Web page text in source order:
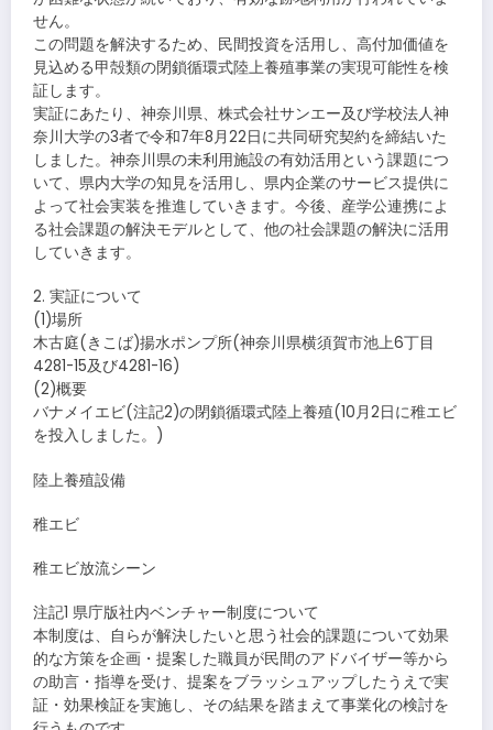
せん。
この問題を解決するため、民間投資を活用し、高付加価値を
見込める甲殻類の閉鎖循環式陸上養殖事業の実現可能性を検
証します。
実証にあたり、神奈川県、株式会社サンエー及び学校法人神
奈川大学の3者で令和7年8月22日に共同研究契約を締結いた
しました。神奈川県の未利用施設の有効活用という課題につ
いて、県内大学の知見を活用し、県内企業のサービス提供に
よって社会実装を推進していきます。今後、産学公連携によ
る社会課題の解決モデルとして、他の社会課題の解決に活用
していきます。
2. 実証について
(1)場所
木古庭(きこば)揚水ポンプ所(神奈川県横須賀市池上6丁目
4281-15及び4281-16)
(2)概要
バナメイエビ(注記2)の閉鎖循環式陸上養殖(10月2日に稚エビ
を投入しました。)
陸上養殖設備
稚エビ
稚エビ放流シーン
注記1 県庁版社内ベンチャー制度について
本制度は、自らが解決したいと思う社会的課題について効果
的な方策を企画・提案した職員が民間のアドバイザー等から
の助言・指導を受け、提案をブラッシュアップしたうえで実
証・効果検証を実施し、その結果を踏まえて事業化の検討を